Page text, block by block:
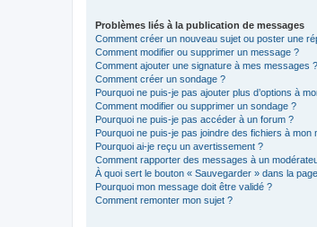
Problèmes liés à la publication de messages
Comment créer un nouveau sujet ou poster une
Comment modifier ou supprimer un message ?
Comment ajouter une signature à mes messages ?
Comment créer un sondage ?
Pourquoi ne puis-je pas ajouter plus d’options à
Comment modifier ou supprimer un sondage ?
Pourquoi ne puis-je pas accéder à un forum ?
Pourquoi ne puis-je pas joindre des fichiers à mon
Pourquoi ai-je reçu un avertissement ?
Comment rapporter des messages à un
À quoi sert le bouton « Sauvegarder » dans la
Pourquoi mon message doit être validé ?
Comment remonter mon sujet ?